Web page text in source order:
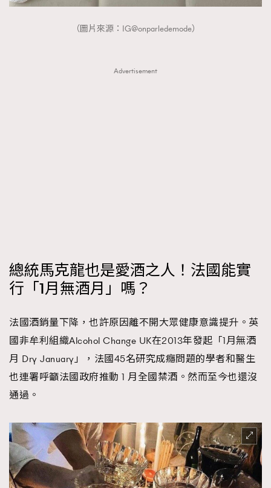
（圖片來源：IG@onparledemode）
Advertisement
總統馬克龍也是愛酒之人！法國能實
行「1月無酒月」嗎？
法國酒銷量下降，也許原因離不開大眾健康意識提升。英
國非牟利組織Alcohol Change UK在2013年發起「1月無酒
月 Dry January」，法國45名研究成癮問題的學者和醫生
也連署呼籲法國政府推動 1 月全國禁酒。然而至今也還沒
通過。